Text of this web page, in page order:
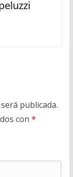
publicada.
con *